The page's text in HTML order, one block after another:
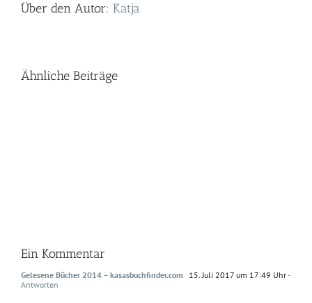
Über den Autor: Katja
Ähnliche Beiträge
Ein Kommentar
Gelesene Bücher 2014 – kasasbuchfinder.com 15. Juli 2017 um 17:49 Uhr-
Antworten